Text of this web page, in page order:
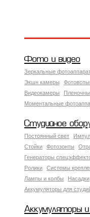
Фото и видео
Зеркальные
Экшн камеры
Видеокамеры
Моментальные
Студийное
Постоянный свет
Стойки
Фотозонты
Генераторы
Ролики
Системы
Лампы и колбы
Насадки
Аккумуляторы для
Аккумуляторы